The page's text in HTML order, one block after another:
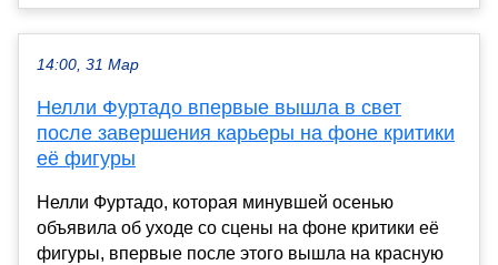
14:00, 31 Мар
Нелли Фуртадо впервые вышла в свет
после завершения карьеры на фоне критики
её фигуры
Нелли Фуртадо, которая минувшей осенью
объявила об уходе со сцены на фоне критики её
фигуры, впервые после этого вышла на красную